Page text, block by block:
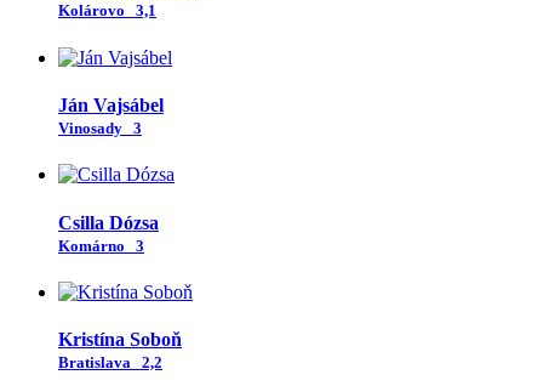
Kolárovo 3,1
Ján Vajsábel
Vinosady 3
Csilla Dózsa
Komárno 3
Kristína Soboň
Bratislava 2,2